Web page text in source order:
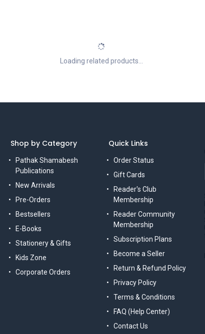
Loading related products...
Shop by Category
Pathak Shamabesh
Publications
New Arrivals
Pre-Orders
Bestsellers
E-Books
Stationery & Gifts
Kids Zone
Corporate Orders
Quick Links
Order Status
Gift Cards
Reader's Club
Membership
Reader Community
Membership
Subscription Plans
Become a Seller
Return & Refund Policy
Privacy Policy
Terms & Conditions
FAQ (Help Center)
Contact Us